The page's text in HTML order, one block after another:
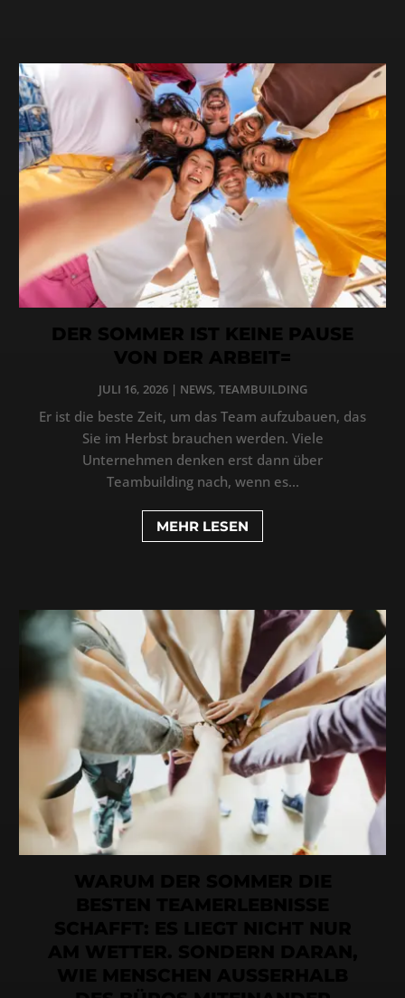
DER SOMMER IST KEINE PAUSE
VON DER ARBEIT=
JULI 16, 2026| NEWS, TEAMBUILDING
Er ist die beste Zeit, um das Team aufzubauen, das
Sie im Herbst brauchen werden. Viele
Unternehmen denken erst dann über
Teambuilding nach, wenn es...
MEHR LESEN